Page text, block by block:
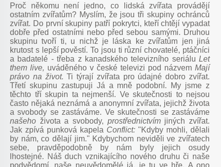
Proč někomu není jedno, co lidská zvířata provádějí
ostatním zvířatům? Myslím, že jsou tři skupiny ochránců
zvířat. Do první skupiny patří pokrytci, kteří chtějí vypadat
dobře před ostatními nebo před sebou samými. Druhou
skupinu tvoří ti, u nichž je láska ke zvířatům jen jiná
krutost s lepší pověstí. To jsou ti různí chovatelé, ptáčníci
a badatelé - třeba z kanadského televizního seriálu Let
them live, uváděného v české televizi pod názvem Mají
právo na život. Ti týrají zvířata pro údajné dobro zvířat.
Třetí skupinu zastupuji Já a mně podobní. My jsme z
těchto tří skupin ta nejmenší. Ve skutečnosti to nejsou
často nějaká neznámá a anonymní zvířata, jejichž života
a svobody se zastáváme. Ve skutečnosti se zastáváme
našeho života a svobody, prostřednictvímjiných zvířat.
Jak zpívá punková kapela Conflict: "Kdyby mohli, dělali
by nám, co dělají jim." Kdybychom neviděli ve zvířatech
sebe, pravděpodobně by nám byly jejich osudy
lhostejné. Náš duch vznikajícího nového druhu či naše
podvědomí, naše neuvědomělé já, je tu ve hře. A ono